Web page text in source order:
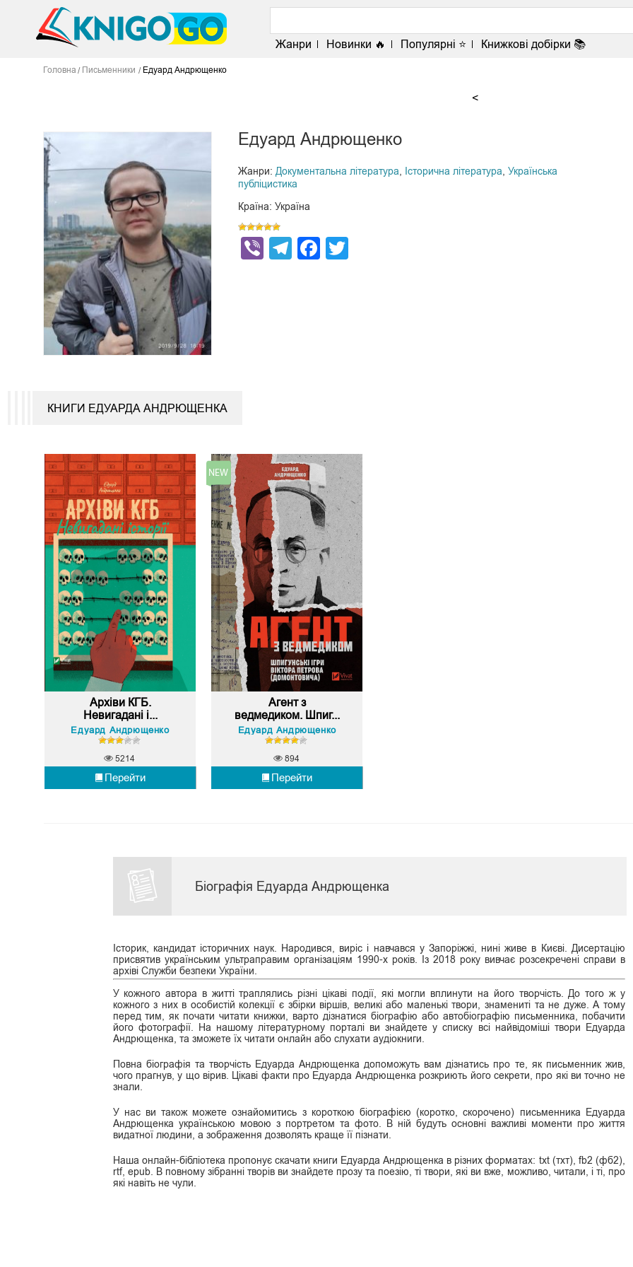
Жанри Новинки 🔥 Популярні ⭐ Книжкові добірки 📚
Головна Письменники Едуард Андрющенко
<
Едуард Андрющенко
Жанри: Документальна література Історична література Українська
публіцистика
Країна: Україна
ViberTelegram
Facebook
КНИГИ ЕДУАРДА АНДРЮЩЕНКА
Архіви КГБ.
Невигадані і...
Едуард Андрющенко
Перейти
5214
Агент з
ведмедиком. Шпиг...
Едуард Андрющенко
Перейти
894
Біографія Едуарда Андрющенка
Історик, кандидат історичних наук. Народився, виріс і навчався у Запоріжжі, нині живе в Києві. Дисертацію
присвятив українським ультраправим організаціям 1990-х років. Із 2018 року вивчає розсекречені справи в
архіві Служби безпеки України.
У кожного автора в житті траплялись різні цікаві події, які могли вплинути на його творчість. До того ж у
кожного з них в особистій колекції є збірки віршів, великі або маленькі твори, знамениті та не дуже. А тому
перед тим, як почати читати книжки, варто дізнатися біографію або автобіографію письменника, побачити
його фотографії. На нашому літературному порталі ви знайдете у списку всі найвідоміші твори Едуарда
Андрющенка, та зможете їх читати онлайн або слухати аудіокниги.
Повна біографія та творчість Едуарда Андрющенка допоможуть вам дізнатись про те, як письменник жив,
чого прагнув, у що вірив. Цікаві факти про Едуарда Андрющенка розкриють його секрети, про які ви точно не
знали.
У нас ви також можете ознайомитись з короткою біографією (коротко, скорочено) письменника Едуарда
Андрющенка українською мовою з портретом та фото. В ній будуть основні важливі моменти про життя
видатної людини, а зображення дозволять краще її пізнати.
Наша онлайн-бібліотека пропонує скачати книги Едуарда Андрющенка в різних форматах: txt (тхт), fb2 (фб2),
rtf, epub. В повному зібранні творів ви знайдете прозу та поезію, ті твори, які ви вже, можливо, читали, і ті, про
які навіть не чули.